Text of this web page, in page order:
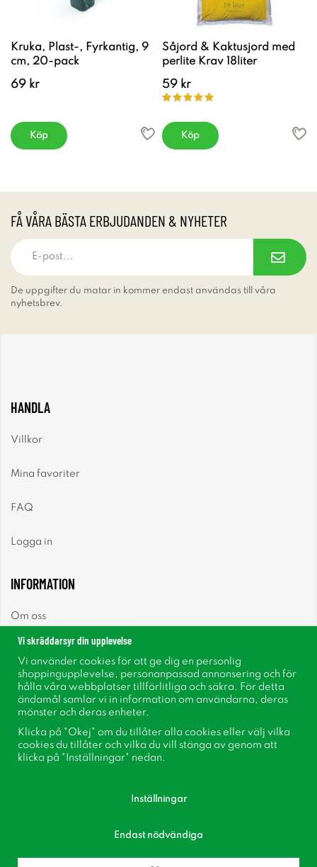
Kruka, Plast-, Fyrkantig, 9
cm, 20-pack
69 kr
Köp
Såjord & Kaktusjord med
perlite Krav 18liter
59 kr
Köp
FÅ VÅRA BÄSTA ERBJUDANDEN & NYHETER
De uppgifter du matar in kommer endast användas till våra
nyhetsbrev.
HANDLA
Villkor
Mina favoriter
FAQ
Logga in
INFORMATION
Om oss
Nyhetsbrev
Om cookies
Inspiration
Vi skräddarsyr din upplevelse
Vi använder cookies för att ge dig en personlig
shoppingupplevelse, personanpassad annonsering och för
hålla våra webbplatser tillförlitliga och säkra. För detta
ändamål samlar vi in information om användarna, deras
mönster och deras enheter.
Klicka på "Okej" om du tillåter alla cookies eller välj vilka
cookies du tillåter och vilka du vill stänga av genom att
klicka på "Inställningar" nedan.
Inställningar
Endast nödvändiga